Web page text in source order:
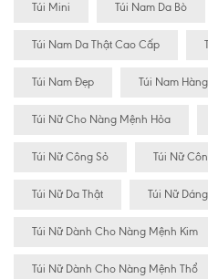
Túi Mini Túi Nam Da Bò
Túi Nam Da Thật Cao Cấp
Túi Nam Đẹp Túi Nam
Túi Nữ Cho Nàng Mệnh Hỏa
Túi Nữ Công Sỏ Túi Nữ
Túi Nữ Da Thật Túi Nữ
Túi Nữ Dành Cho Nàng Mệnh Kim
Túi Nữ Dành Cho Nàng Mệnh Thổ